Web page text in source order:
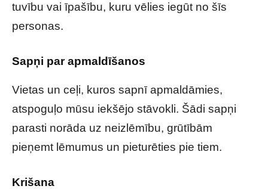
tuvību vai īpašību, kuru vēlies iegūt no šīs
personas.
Sapņi par apmaldīšanos
Vietas un ceļi, kuros sapnī apmaldāmies,
atspoguļo mūsu iekšējo stāvokli. Šādi sapņi
parasti norāda uz neizlēmību, grūtībām
pieņemt lēmumus un pieturēties pie tiem.
Krišana